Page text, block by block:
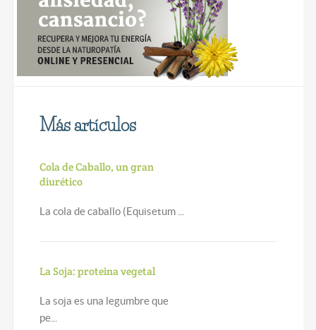
Más artículos
Cola de Caballo, un gran
diurético
La cola de caballo (Equisetum ...
La Soja: proteina vegetal
La soja es una legumbre que
pe...